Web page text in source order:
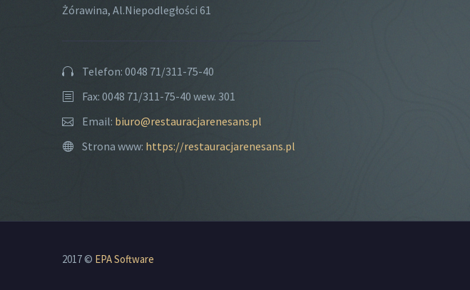
Żórawina, Al.Niepodległości 61
Telefon: 0048 71/311-75-40
Fax: 0048 71/311-75-40 wew. 301
Email: biuro@restauracjarenesans.pl
Strona www: https://restauracjarenesans.pl
2017 © EPA Software